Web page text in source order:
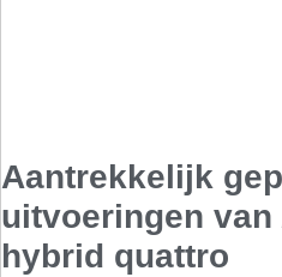
Aantrekkelijk
uitvoeringen van
hybrid quattro